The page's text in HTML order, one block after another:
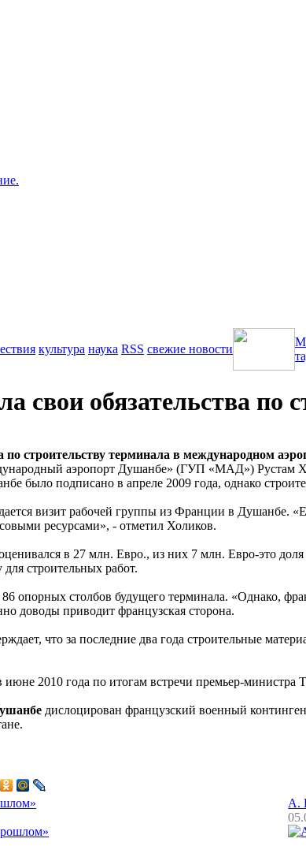
культура наука RSS свежие новости
свои обязательства по
строительству терминала в международном
аэропорт Душанбе» (ГУП «МАД») Рустам
было подписано в апреле 2009 года, однако
визит рабочей группы из Франции в Душанбе.
ресурсами», - отметил Холиков.
в 27 млн. Евро., из них 7 млн. Евро-это
строительных работ.
опорных столбов будущего терминала. «Однако,
доводы приводит французская сторона.
что за последние два года строительные
июне 2010 года по итогам встречи премьер-
дислоцирован французский военный
А.